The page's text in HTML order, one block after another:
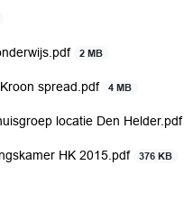
2 MB
spread.pdf 4 MB
locatie Den Helder.pdf
HK 2015.pdf 376 KB